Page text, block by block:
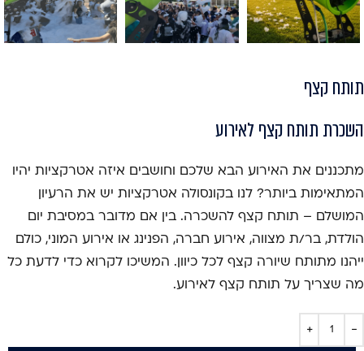
תותח קצף
השכרת תותח קצף לאירוע
מתכננים את האירוע הבא שלכם וחושבים איזה אטרקציות יהיו
המתאימות ביותר? לנו בקונסולה אטרקציות יש את הרעיון
המושלם – תותח קצף להשכרה. בין אם מדובר במסיבת יום
הולדת, בר/ת מצווה, אירוע חברה, הפנינג או אירוע המוני, כולם
ייהנו מתותח שיורה קצף לכל כיוון. המשיכו לקרוא כדי לדעת כל
מה שצריך על תותח קצף לאירוע.